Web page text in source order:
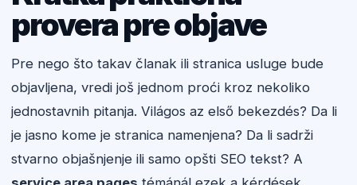
provera pre objave
Pre nego što takav članak ili stranica usluge bude
objavljena, vredi još jednom proći kroz nekoliko
jednostavnih pitanja. Világos az első bekezdés? Da li
je jasno kome je stranica namenjena? Da li sadrži
stvarno objašnjenje ili samo opšti SEO tekst? A